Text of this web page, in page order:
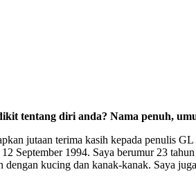
tentang diri anda? Nama penuh,
jutaan terima kasih kepada penulis
September 1994. Saya berumur 23
kucing dan kanak-kanak. Saya